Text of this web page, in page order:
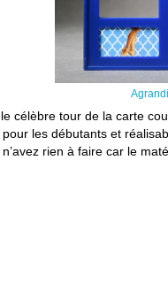
célèbre tour de la carte
pour les débutants et
n’avez rien à faire car le